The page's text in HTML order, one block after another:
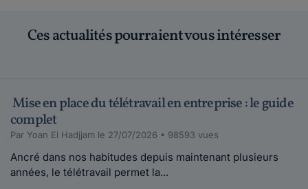
Ces actualités pourraient vous intéresser
Mise en place du télétravail en entreprise : le guide
complet
Par Yoan El Hadjjam le 27/07/2026 • 98593 vues
Ancré dans nos habitudes depuis maintenant plusieurs
années, le télétravail permet la...